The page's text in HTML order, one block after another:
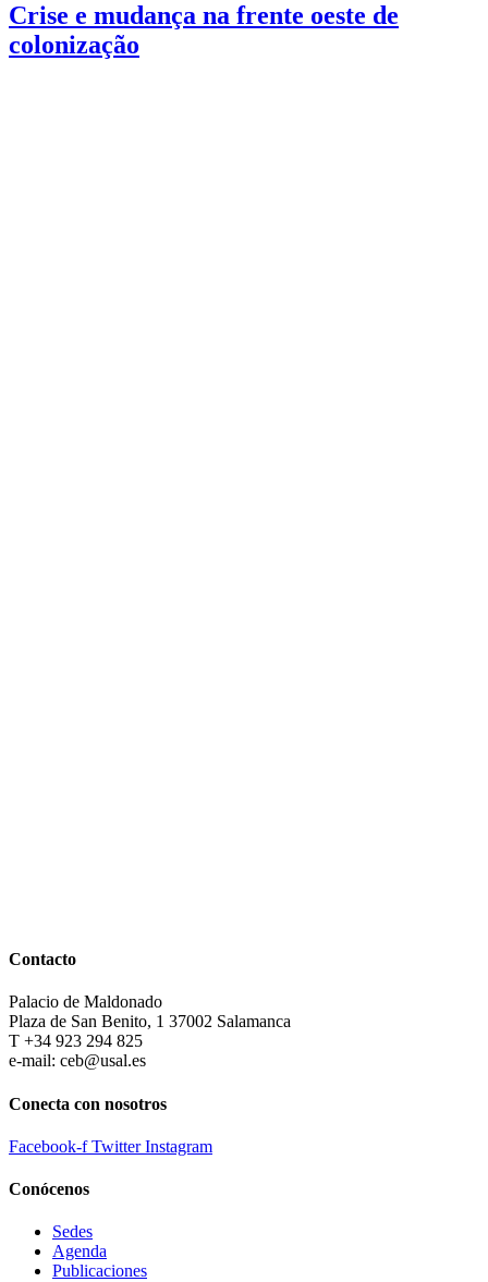
Crise e mudança na frente oeste de
colonização
Contacto
Palacio de Maldonado
Plaza de San Benito, 1 37002 Salamanca
T +34 923 294 825
e-mail: ceb@usal.es
Conecta con nosotros
Facebook-f Twitter Instagram
Conócenos
Sedes
Agenda
Publicaciones